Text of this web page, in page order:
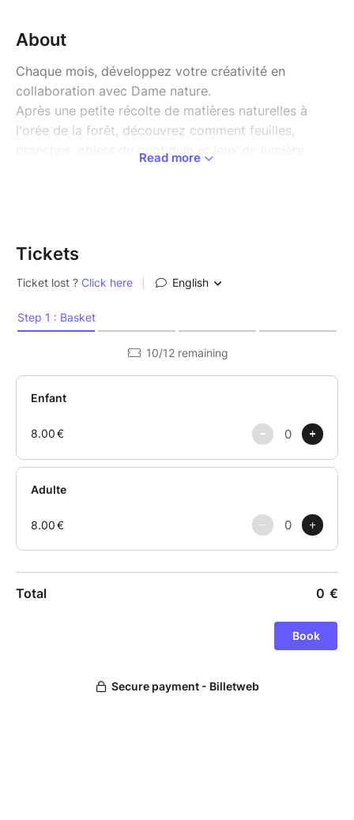
About
Chaque mois, développez votre créativité en
collaboration avec Dame nature.
Après une petite récolte de matières naturelles à
l'orée de la forêt, découvrez comment feuilles,
branches, objets du quotidien et jeux de lumière
décors poétiques, ...
et des idées.
Atelier créatif pour adultes et enfants à partir de 6
ans (accompagnés). Adultes seuls admis.
Read more
Tickets